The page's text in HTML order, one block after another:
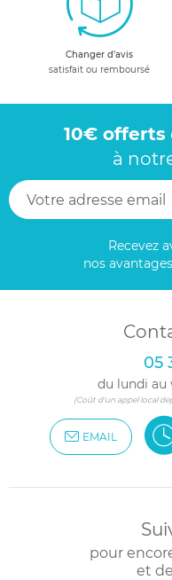
Changer d'avis
satisfait ou remboursé
10€ offerts
à
Recevez
nos
05
du lundi au
(Coût d'un appel local
EMAIL
pour
et